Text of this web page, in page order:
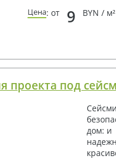
Цена: от 9 BYN / м²
проекта под
дом: и